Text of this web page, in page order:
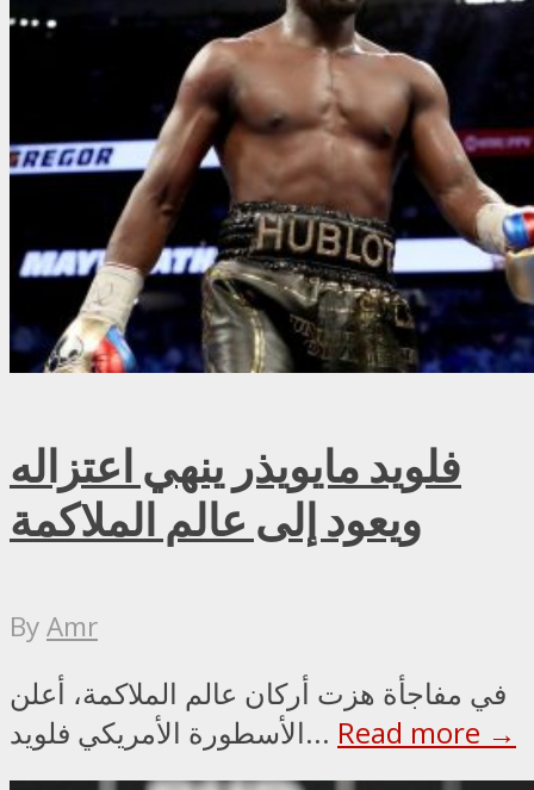
فلويد مايويذر ينهي اعتزاله
ويعود إلى عالم الملاكمة
ByAmr
في مفاجأة هزت أركان عالم الملاكمة، أعلن
الأسطورة الأمريكي فلويد... Read more →